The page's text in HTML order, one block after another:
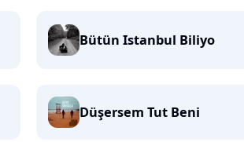
Bütün Istanbul Biliyo
Düşersem Tut Beni